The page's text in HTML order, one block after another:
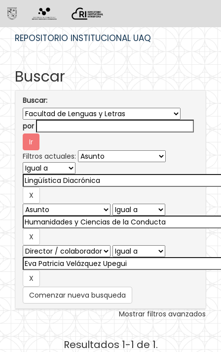
REPOSITORIO INSTITUCIONAL UAQ
Buscar
Buscar:
por
Filtros actuales:
Comenzar nueva busqueda
Mostrar filtros avanzados
Resultados 1-1 de 1.